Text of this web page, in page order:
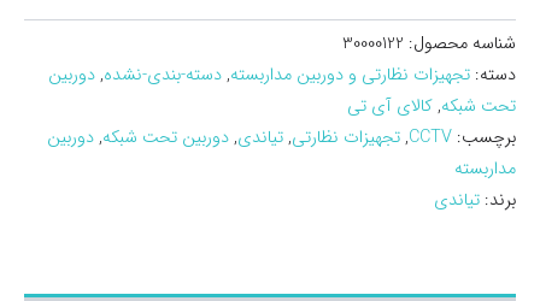
شناسه محصول: 30000122
دسته: تجهیزات نظارتی و دوربین مداربسته,دسته-بندی-نشده,دوربین
تحت شبکه,کالای آی تی
برچسب: CCTV
,تجهیزات نظارتی,تیاندی,دوربین تحت شبکه,دوربین
مداربسته
برند: تیاندی